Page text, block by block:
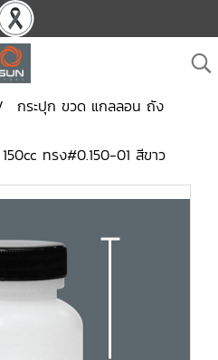
กระปุก ขวด แกลลอน ถัง
ทรง#0.150-01 สีขาว